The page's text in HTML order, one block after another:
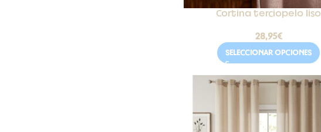
Cortina terciopelo liso
28,95€
SELECCIONAR OPCIONES